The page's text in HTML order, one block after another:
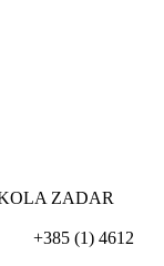
ZADAR
+385 (1) 4612